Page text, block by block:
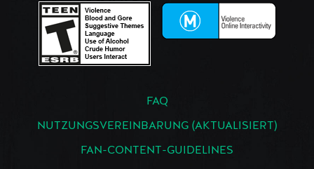
FAQ
NUTZUNGSVEREINBARUNG (AKTUALISIERT)
FAN-CONTENT-GUIDELINES